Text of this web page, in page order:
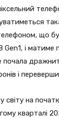
що
і матиме
і
на
кварталі